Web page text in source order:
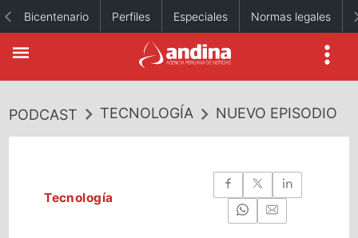
Bicentenario Perfiles Especiales Normas legales
PODCAST TECNOLOGÍA NUEVO EPISODIO
Tecnología